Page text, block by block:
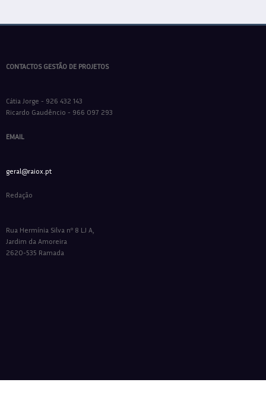
CONTACTOS GESTÃO DE PROJETOS
Cátia Jorge - 926 432 143
Ricardo Gaudêncio - 966 097 293
EMAIL
geral@raiox.pt
Redação
Rua Hermínia Silva nº 8 LJ A,
Jardim da Amoreira
2620-535 Ramada